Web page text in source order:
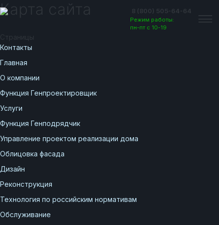
8 (800) 505-64-64
Режим работы:
пн-пт с 10-19
Карта сайта
Контакты
Главная
О компании
Функция Генпроектировщик
Услуги
Функция Генподрядчик
Управление проектом реализации дома
Облицовка фасада
Дизайн
Реконструкция
Технология по российским нормативам
Обслуживание